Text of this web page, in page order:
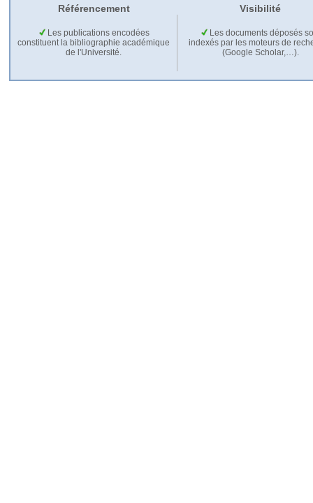
Référencement Visibilité
Les publications encodées
constituent la bibliographie académique
de l'Université.
Les documents déposés
indexés par les moteurs de
(Google Scholar,…).